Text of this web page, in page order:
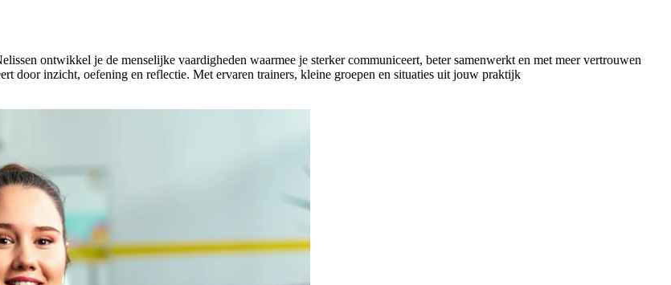
ontwikkel je de menselijke vaardigheden waarmee je sterker communiceert, beter samenwerkt en met meer vertrouwen
door inzicht, oefening en reflectie. Met ervaren trainers, kleine groepen en situaties uit jouw praktijk